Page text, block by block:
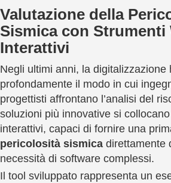
Valutazione della
Sismica con Strumenti
Interattivi
Negli ultimi anni, la digitalizzazione
profondamente il modo in cui
progettisti affrontano l’analisi del
soluzioni più innovative si
interattivi, capaci di fornire una
pericolosità sismica direttamente
necessità di software complessi.
Il tool sviluppato rappresenta un